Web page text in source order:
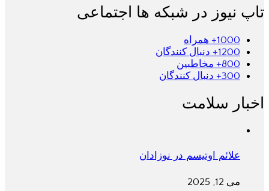
تاپ نیوز در شبکه ها اجتماعی
1000+
همراه
1200+
دنبال کنندگان
800+
مخاطبین
300+
دنبال کنندگان
اخبار سلامت
علائم اوتیسم در نوزادان
می 12, 2025